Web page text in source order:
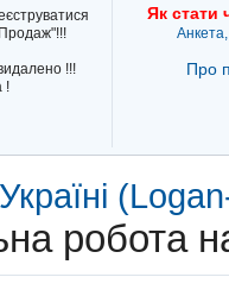
!!!
!
Як стати
Про
робота